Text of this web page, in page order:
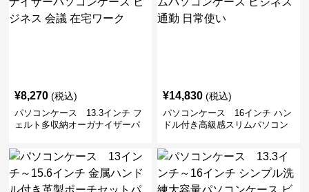
¥8,270 (税込)
パソコンケース 13.3インチ フ
ェルト多収納オーガナイザーパ
宅ワーク
¥14,830 (税込)
パソコンケース 16インチ ハン
ドル付き高級感スリムパソコン